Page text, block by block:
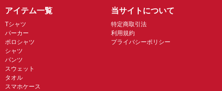
アイテム一覧
Tシャツ
パーカー
ポロシャツ
シャツ
パンツ
スウェット
タオル
スマホケース
当サイトについて
特定商取引法
利用規約
プライバシーポリシー